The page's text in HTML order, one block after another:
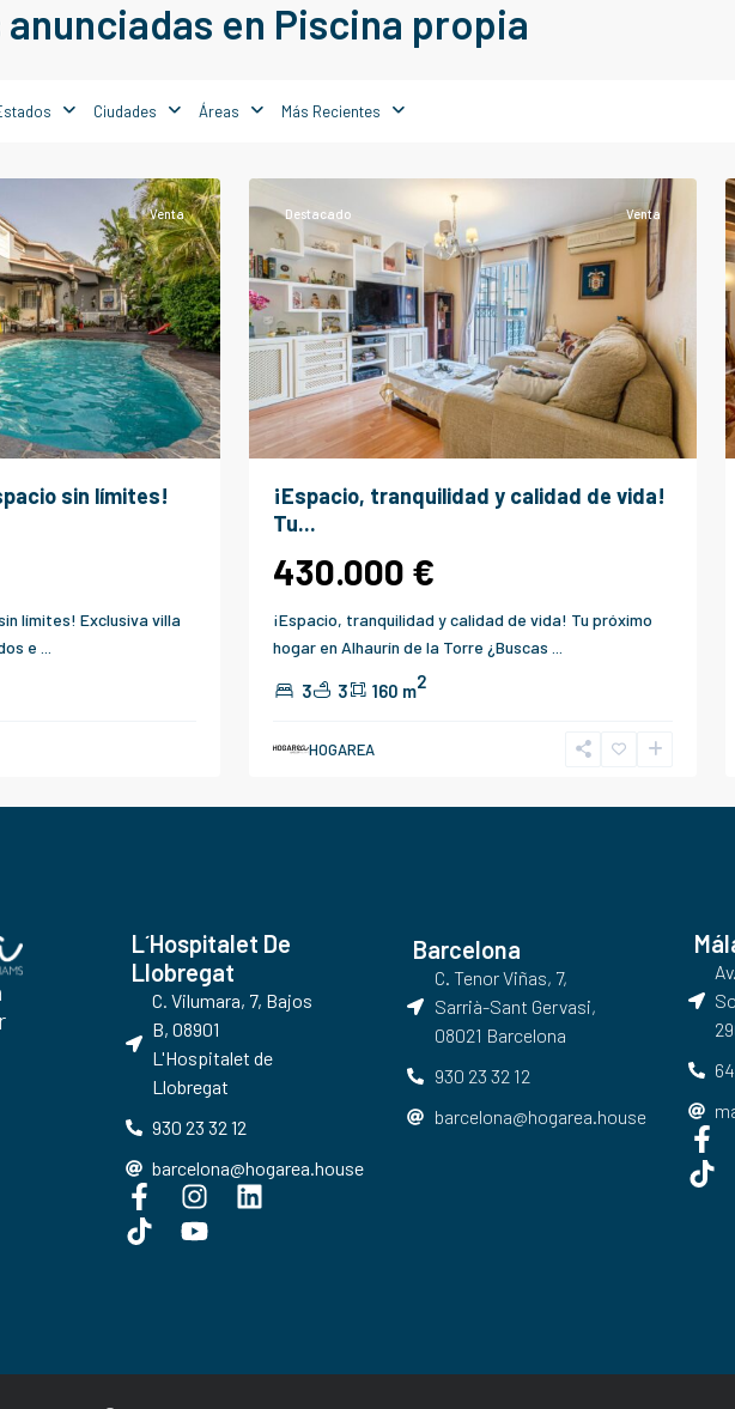
en Piscina propia
Ciudades Áreas Más Recientes
Venta
sin límites!
límites! Exclusiva villa
e
Destacado Venta
¡Espacio, tranquilidad y calidad de vida!
Tu...
430.000 €
¡Espacio, tranquilidad y calidad de vida! Tu próximo
hogar en Alhaurín de la Torre ¿Buscas
3 3 160 m2
HOGAREA
L´Hospitalet De
Llobregat
C. Vilumara, 7, Bajos
B, 08901
L'Hospitalet de
Llobregat
930 23 32 12
barcelona@hogarea.house
Barcelona
C. Tenor Viñas, 7,
Sarrià-Sant Gervasi,
08021 Barcelona​
930 23 32 12
barcelona@hogarea.house